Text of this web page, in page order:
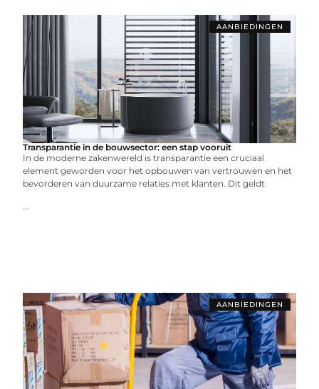
AANBIEDINGEN
Transparantie in de bouwsector: een stap vooruit
In de moderne zakenwereld is transparantie een cruciaal
element geworden voor het opbouwen van vertrouwen en het
bevorderen van duurzame relaties met klanten. Dit geldt
...
AANBIEDINGEN